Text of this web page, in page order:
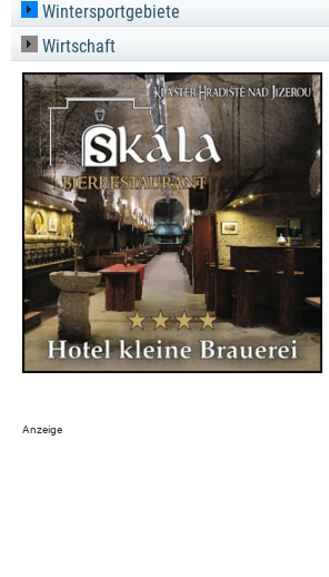
Wintersportgebiete
Wirtschaft